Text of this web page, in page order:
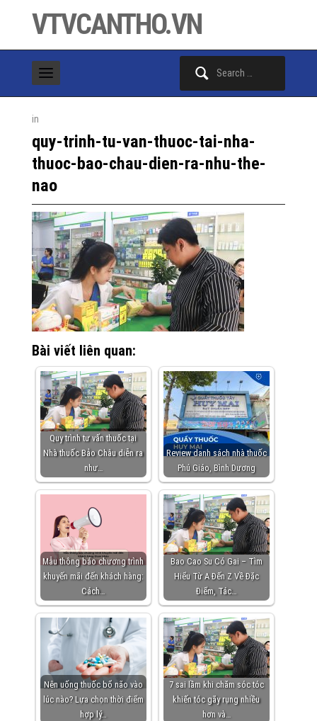
VTVCANTHO.VN
in
quy-trinh-tu-van-thuoc-tai-nha-
thuoc-bao-chau-dien-ra-nhu-the-
nao
Bài viết liên quan:
Quy trình tư vấn thuốc tại
Nhà thuốc Bảo Châu diễn ra
như…
Review danh sách nhà thuốc
Phú Giáo, Bình Dương
Mẫu thông báo chương trình
khuyến mãi đến khách hàng:
Cách…
Bao Cao Su Có Gai – Tìm
Hiểu Từ A Đến Z Về Đặc
Điểm, Tác…
Nên uống thuốc bổ não vào
lúc nào? Lựa chọn thời điểm
hợp lý…
7 sai lầm khi chăm sóc tóc
khiến tóc gãy rụng nhiều
hơn và…